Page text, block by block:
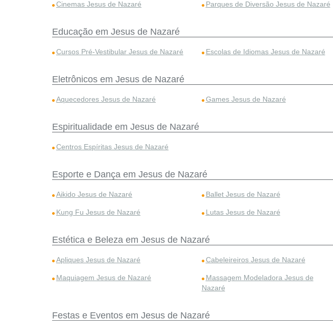
Cinemas Jesus de Nazaré Parques de Diversão Jesus de Nazaré
Educação em Jesus de Nazaré
Cursos Pré-Vestibular Jesus de Nazaré Escolas de Idiomas Jesus de Nazaré
Eletrônicos em Jesus de Nazaré
Aquecedores Jesus de Nazaré Games Jesus de Nazaré
Espiritualidade em Jesus de Nazaré
Centros Espíritas Jesus de Nazaré
Esporte e Dança em Jesus de Nazaré
Aikido Jesus de Nazaré Ballet Jesus de Nazaré
Kung Fu Jesus de Nazaré Lutas Jesus de Nazaré
Estética e Beleza em Jesus de Nazaré
Apliques Jesus de Nazaré Cabeleireiros Jesus de Nazaré
Maquiagem Jesus de Nazaré
Massagem Modeladora Jesus de
Nazaré
Festas e Eventos em Jesus de Nazaré